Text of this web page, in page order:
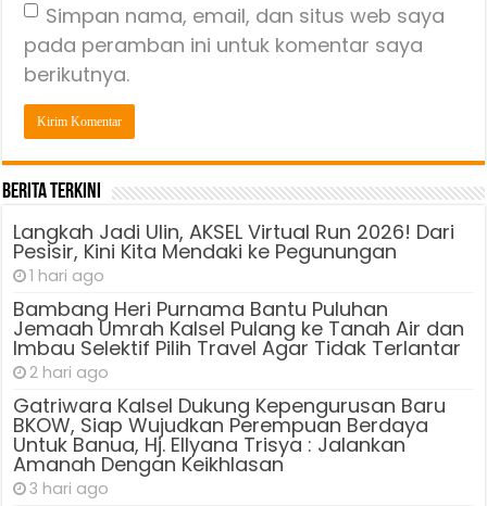
Simpan nama, email, dan situs web saya
pada peramban ini untuk komentar saya
berikutnya.
Berita Terkini
Langkah Jadi Ulin, AKSEL Virtual Run 2026! Dari
Pesisir, Kini Kita Mendaki ke Pegunungan
1 hari ago
Bambang Heri Purnama Bantu Puluhan
Jemaah Umrah Kalsel Pulang ke Tanah Air dan
Imbau Selektif Pilih Travel Agar Tidak Terlantar
2 hari ago
Gatriwara Kalsel Dukung Kepengurusan Baru
BKOW, Siap Wujudkan Perempuan Berdaya
Untuk Banua, Hj. Ellyana Trisya : Jalankan
Amanah Dengan Keikhlasan
3 hari ago